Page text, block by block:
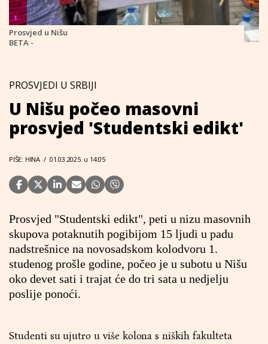
Prosvjed u Nišu
BETA -
PROSVJEDI U SRBIJI
U Nišu počeo masovni
prosvjed 'Studentski edikt'
PIŠE: HINA / 01.03.2025. u 14:05
Prosvjed "Studentski edikt", peti u nizu masovnih
skupova potaknutih pogibijom 15 ljudi u padu
nadstrešnice na novosadskom kolodvoru 1.
studenog prošle godine, počeo je u subotu u Nišu
oko devet sati i trajat će do tri sata u nedjelju
poslije ponoći.
Studenti su ujutro u više kolona s niških fakulteta